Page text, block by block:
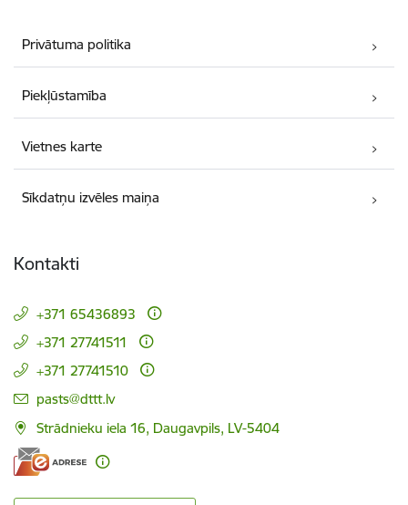
Privātuma politika
Piekļūstamība
Vietnes karte
Sīkdatņu izvēles maiņa
Kontakti
+371 65436893
+371 27741511
+371 27741510
E-pasts:
pasts@dttt.lv
Strādnieku iela 16, Daugavpils, LV-5404